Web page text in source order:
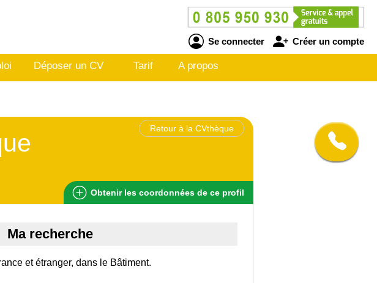
Se connecter Créer un compte
Déposer un CV Tarif A propos
Retour à la CVthèque
Obtenir les coordonnées de ce profil
Ma recherche
et étranger, dans le Bâtiment.